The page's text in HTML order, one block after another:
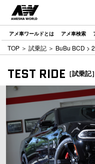
アメ車ワールドとは アメ車検索
TOP ＞ 試乗記 ＞ BuBu BCD >
TEST RIDE ［試乗記］